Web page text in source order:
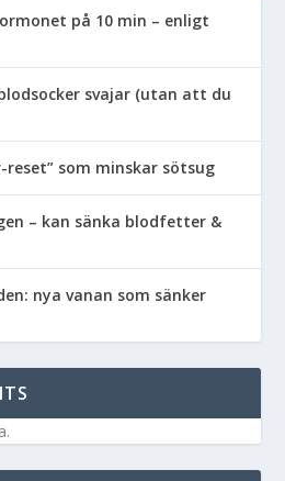
på 10 min – enligt
svajar (utan att du
reset” som minskar sötsug
– kan sänka blodfetter &
nya vanan som sänker